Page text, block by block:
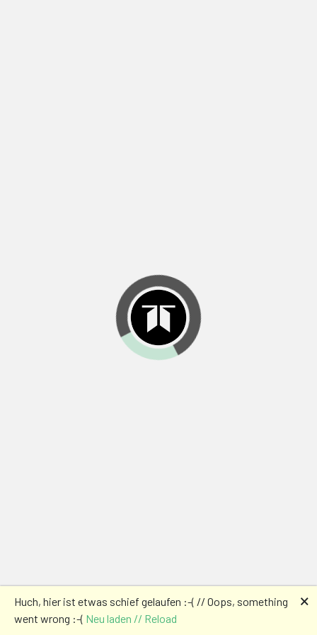
Huch, hier ist etwas schief gelaufen :-( // Oops, something
went wrong :-( Neu laden // Reload
🗙